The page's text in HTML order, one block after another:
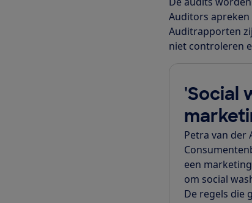
Auditors apreken
Auditrapporten
niet controleren
'Social
Petra van der
een
om social
De regels die